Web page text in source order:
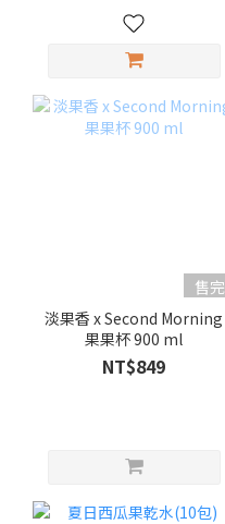
售完
淡果香 x Second Morning
果果杯 900 ml
NT$849